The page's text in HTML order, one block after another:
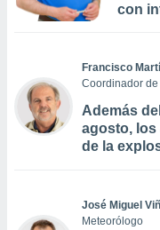
con
Francisco
Coordinador de
Además
agosto,
de la
José Miguel
Meteorólogo